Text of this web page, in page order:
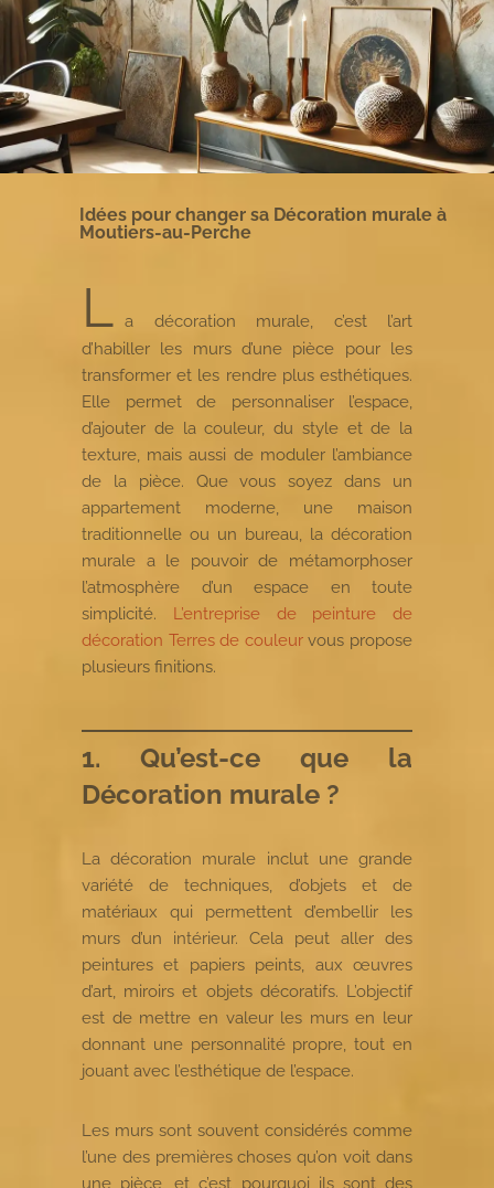
Idées pour changer sa Décoration murale à
Moutiers-au-Perche
L a décoration murale, c’est l’art
d’habiller les murs d’une pièce pour les
transformer et les rendre plus esthétiques.
Elle permet de personnaliser l’espace,
d’ajouter de la couleur, du style et de la
texture, mais aussi de moduler l’ambiance
de la pièce. Que vous soyez dans un
appartement moderne, une maison
traditionnelle ou un bureau, la décoration
murale a le pouvoir de métamorphoser
l’atmosphère d’un espace en toute
simplicité. L’entreprise de peinture de
décoration Terres de couleurvous propose
plusieurs finitions.
1. Qu’est-ce que la
Décoration murale ?
La décoration murale inclut une grande
variété de techniques, d’objets et de
matériaux qui permettent d’embellir les
murs d’un intérieur. Cela peut aller des
peintures et papiers peints, aux œuvres
d’art, miroirs et objets décoratifs. L’objectif
est de mettre en valeur les murs en leur
donnant une personnalité propre, tout en
jouant avec l’esthétique de l’espace.
Les murs sont souvent considérés comme
l’une des premières choses qu’on voit dans
une pièce, et c’est pourquoi ils sont des